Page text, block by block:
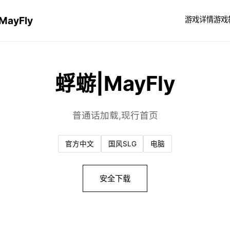
游戏详情游戏
蜉蝣|MayFly
普通话加载,现行首页
官方中文 国风SLG 电脑
安全下载